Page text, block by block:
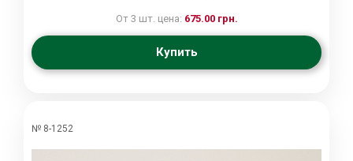
От 3 шт. цена: 675.00 грн.
Купить
№ 8-1252